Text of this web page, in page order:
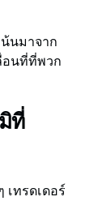
น้นมาจาก
อนที่ที่พวก
ที่
ทรดเดอร์